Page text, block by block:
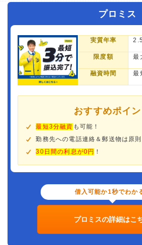
プロミス
実質年率
限度額 最
融資時間 最
おすすめポイン
最短3分融資 も可能！
勤務先への電話連絡＆郵送物は原則
30日間の利息が0円 ！
借入可能か1秒でわか
プロミスの詳細はこ